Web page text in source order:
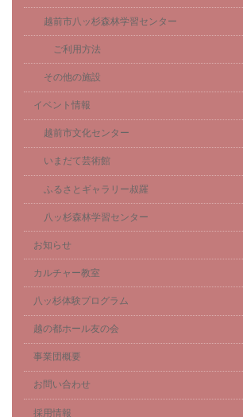
越前市八ッ杉森林学習センター
ご利用方法
その他の施設
イベント情報
越前市文化センター
いまだて芸術館
ふるさとギャラリー叔羅
八ッ杉森林学習センター
お知らせ
カルチャー教室
八ッ杉体験プログラム
越の都ホール友の会
事業団概要
お問い合わせ
採用情報